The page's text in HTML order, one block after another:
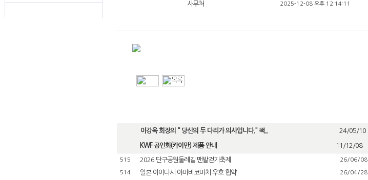
사무처 2025-12-08 오후 12:14:11
이강옥 회장의 " 당신의 두 다리가 의사입니다." 책... 24/05/10
KWF 공인화(카이만) 제품 안내 11/12/08
515 2026 단구공원둘레길 맨발걷기축제 26/06/08
514 일본 이이다시 야마비코마치 우호 협약 26/04/28